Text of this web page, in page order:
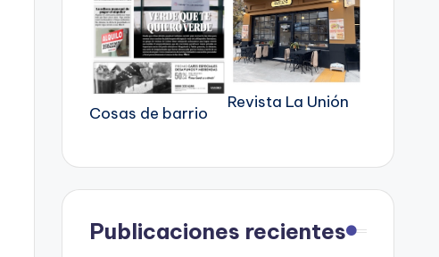
Cosas de barrio
Revista La Unión
Publicaciones recientes